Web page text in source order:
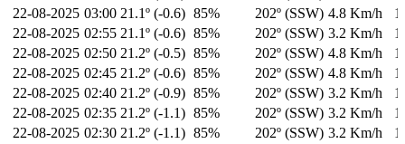
22-08-2025 03:00 21.1º (-0.6) 85% 202º (SSW) 4.8 Km/h
22-08-2025 02:55 21.1º (-0.6) 85% 202º (SSW) 3.2 Km/h
22-08-2025 02:50 21.2º (-0.5) 85% 202º (SSW) 4.8 Km/h
22-08-2025 02:45 21.2º (-0.6) 85% 202º (SSW) 4.8 Km/h
22-08-2025 02:40 21.2º (-0.9) 85% 202º (SSW) 3.2 Km/h
22-08-2025 02:35 21.2º (-1.1) 85% 202º (SSW) 3.2 Km/h
22-08-2025 02:30 21.2º (-1.1) 85% 202º (SSW) 3.2 Km/h